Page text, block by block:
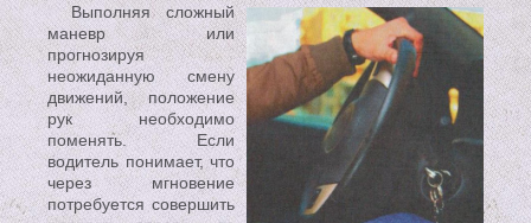
Выполняя сложный
маневр или
прогнозируя
неожиданную смену
движений, положение
рук необходимо
поменять. Если
водитель понимает, что
через мгновение
потребуется совершить